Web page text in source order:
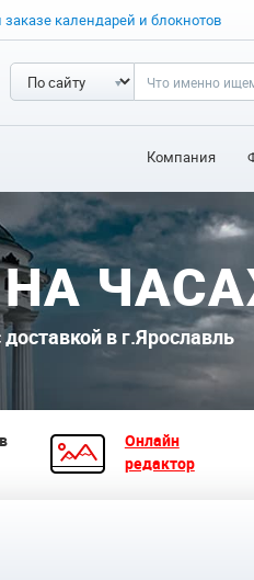
календарей и блокнотов
Компания
в г.Ярославль
Онлайн
редактор